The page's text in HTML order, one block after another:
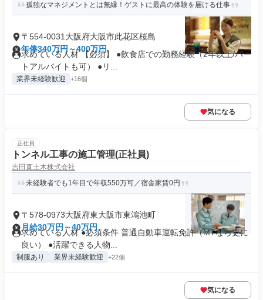
孤独なマネジメントとは無縁！ゲストに最高の体験を届ける仕事
〒554-0031大阪府大阪市此花区桜島
年俸340万円～400万円
求めている人材 【必須】 ●飲食店での勤務経験（2年以上/パー
トアルバイトも可） ●リ...
業界未経験歓迎 +16個
気になる
正社員
トンネル工事の施工管理(正社員)
吉田直土木株式会社
未経験者でも1年目で年収550万可／宿舎家賃0円
〒578-0973大阪府東大阪市東鴻池町
月給30万円～40万円
求めている人材 ●必須条件 普通自動車運転免許（MTなら更に
良い） ●活躍できる人物...
制服あり 業界未経験歓迎 +22個
気になる